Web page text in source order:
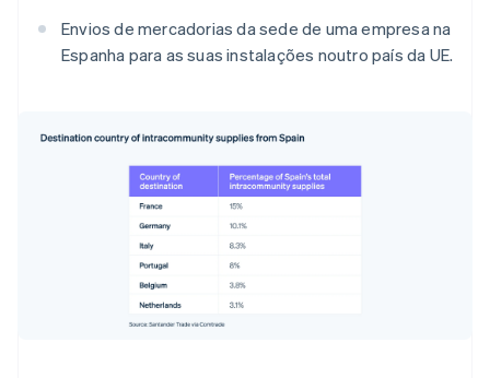
Envios de mercadorias da sede de uma empresa na
Espanha para as suas instalações noutro país da UE.